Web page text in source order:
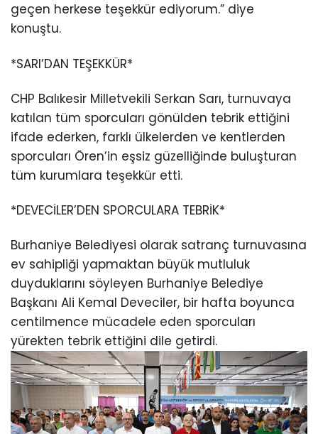
geçen herkese teşekkür ediyorum.” diye
konuştu.
*SARI’DAN TEŞEKKÜR*
CHP Balıkesir Milletvekili Serkan Sarı, turnuvaya
katılan tüm sporcuları gönülden tebrik ettiğini
ifade ederken, farklı ülkelerden ve kentlerden
sporcuları Ören’in eşsiz güzelliğinde buluşturan
tüm kurumlara teşekkür etti.
*DEVECİLER’DEN SPORCULARA TEBRİK*
Burhaniye Belediyesi olarak satranç turnuvasına
ev sahipliği yapmaktan büyük mutluluk
duyduklarını söyleyen Burhaniye Belediye
Başkanı Ali Kemal Deveciler, bir hafta boyunca
centilmence mücadele eden sporcuları
yürekten tebrik ettiğini dile getirdi.